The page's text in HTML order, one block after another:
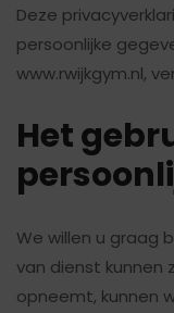
Deze
persoonlijke
www.rwijkgym.nl,
Het
We willen u graag
van dienst kunnen
opneemt, kunnen